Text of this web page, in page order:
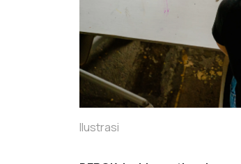
Ilustrasi